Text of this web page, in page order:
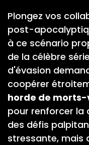
Plongez vos
post-
à ce scénario
de la célèbre
d'évasion
coopérer
horde de
pour renforcer la
des défis
stressante, mais